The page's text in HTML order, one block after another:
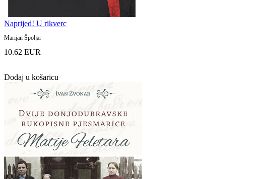
Naprijed! U rikverc
Marijan Špoljar
10.62 EUR
Dodaj u košaricu